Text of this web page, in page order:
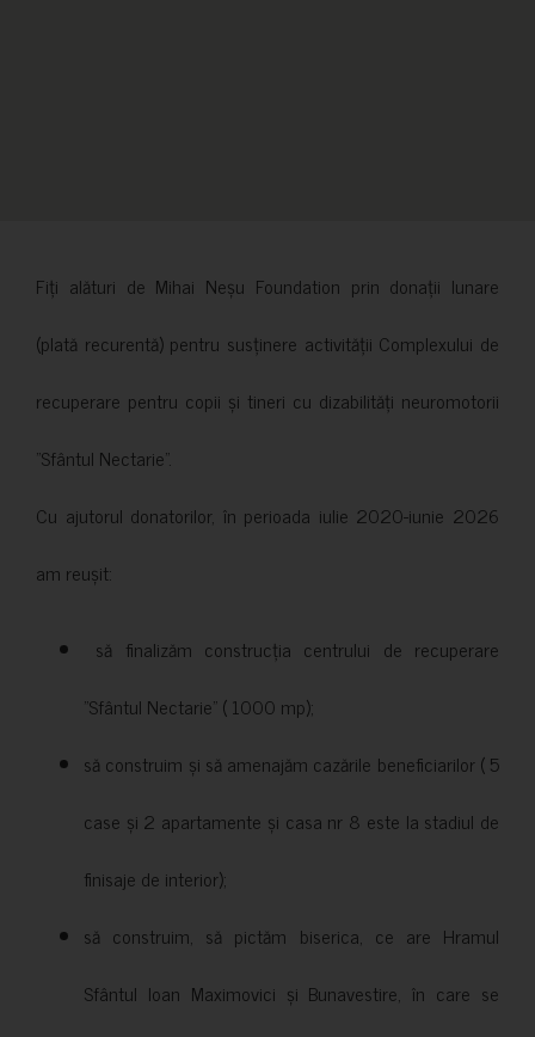
Fiți alături de Mihai Neșu Foundation prin donații lunare
(plată recurentă) pentru susținere activității Complexului de
recuperare pentru copii și tineri cu dizabilități neuromotorii
”Sfântul Nectarie”.
Cu ajutorul donatorilor, în perioada iulie 2020-iunie 2026
am reușit:
să finalizăm construcția centrului de recuperare
”Sfântul Nectarie” ( 1000 mp);
să construim și să amenajăm cazările beneficiarilor ( 5
case și 2 apartamente și casa nr 8 este la stadiul de
finisaje de interior);
să construim, să pictăm biserica, ce are Hramul
Sfântul Ioan Maximovici și Bunavestire, în care se